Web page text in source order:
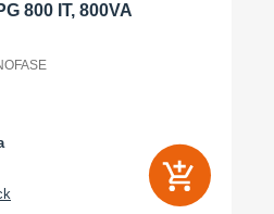
800 IT, 800VA